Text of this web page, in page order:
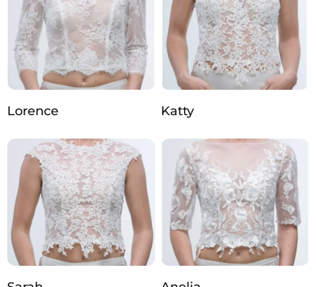
Lorence Katty